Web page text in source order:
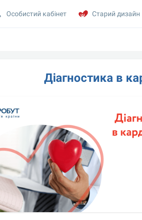
Діагностика в
Особистий кабінет Старий дизайн